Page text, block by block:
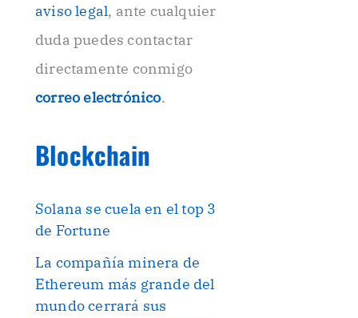
aviso legal, ante cualquier
duda puedes contactar
directamente conmigo
correo electrónico.
Blockchain
Solana se cuela en el top 3
de Fortune
La compañía minera de
Ethereum más grande del
mundo cerrará sus